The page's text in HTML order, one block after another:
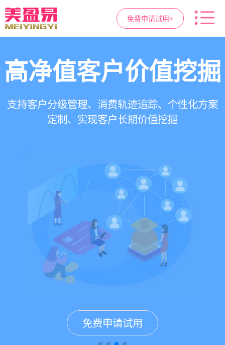
免费申请试用>
智慧医美管理系统
一站式解决医美机构预约、咨询、手术安排、会
员管理、财务核算全流程管理
免费申请试用
医疗资源调度管理
支持电子病历、医生排班、手术室管理、智能预
约分配，科学安排医疗资源
免费申请试用
高净值客户价值挖掘
支持客户分级管理、消费轨迹追踪、个性化方案
定制、实现客户长期价值挖掘
免费申请试用
营销与私域运营
提供小程序商城、私域scrm、项目套餐、裂变分
销多种营销工具，助力获客与转化
免费申请试用